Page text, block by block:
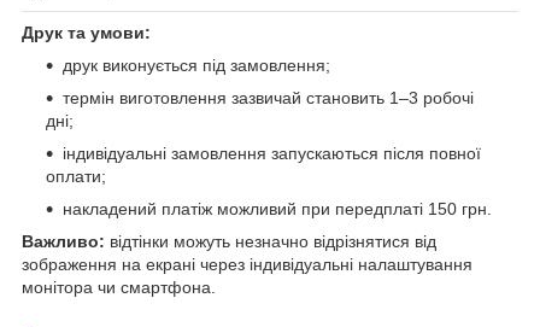
Друк та умови:
друк виконується під замовлення;
термін виготовлення зазвичай становить 1–3 робочі
дні;
індивідуальні замовлення запускаються після повної
оплати;
накладений платіж можливий при передплаті 150 грн.
Важливо: відтінки можуть незначно відрізнятися від
зображення на екрані через індивідуальні налаштування
монітора чи смартфона.